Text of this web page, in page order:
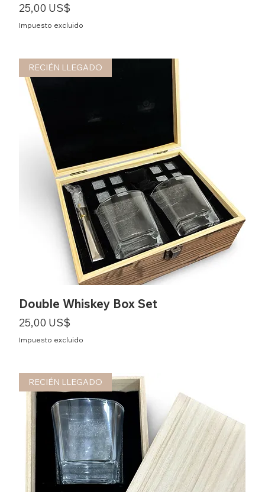
Precio
25,00 US$
Impuesto excluido
RECIÉN LLEGADO
Double Whiskey Box Set
Precio
25,00 US$
Impuesto excluido
RECIÉN LLEGADO